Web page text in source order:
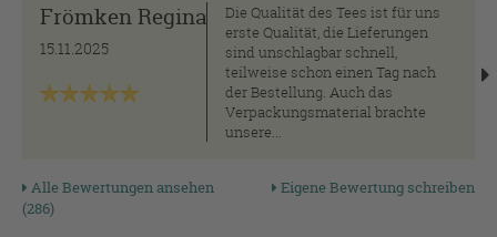
Frömken Regina
15.11.2025
Die Qualität des Tees ist für uns
erste Qualität, die Lieferungen
sind unschlagbar schnell,
teilweise schon einen Tag nach
der Bestellung. Auch das
Verpackungsmaterial brachte
unsere...
Alle Bewertungen ansehen
(286)
Eigene Bewertung schreiben